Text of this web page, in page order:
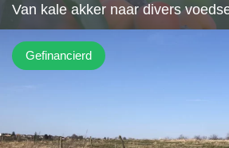
Van kale akker naar divers
Gefinancierd